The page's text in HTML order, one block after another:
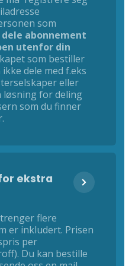
som
abonnement
utenfor din
som bestiller
dele med f.eks
eller
løsning for deling
som du finner
ekstra
flere
er inkludert. Prisen
per
Du kan bestille